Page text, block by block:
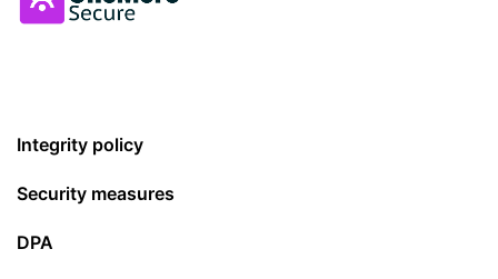
Integrity policy
Security measures
DPA